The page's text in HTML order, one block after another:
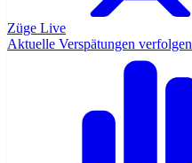
Züge Live
Aktuelle Verspätungen verfolgen